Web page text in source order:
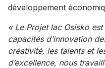
développement
« Le Projet lac Osisko
capacités d’innovation
créativité, les talents et
d’excellence, nous